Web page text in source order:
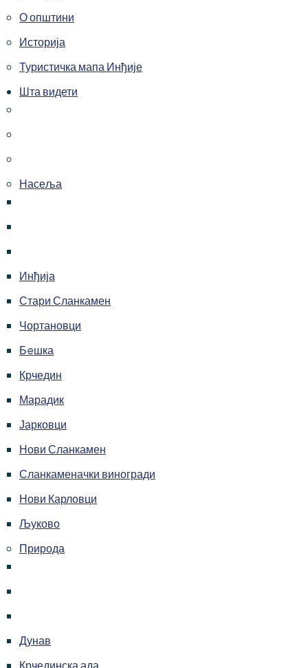
О општини
Историја
Туристичка мапа Инђије
Шта видети
Насеља
Инђија
Стари Сланкамен
Чортановци
Бeшка
Крчедин
Марадик
Јарковци
Нови Сланкамен
Сланкаменачки виногради
Нови Карловци
Љуково
Природа
Дунав
Крчединска ада